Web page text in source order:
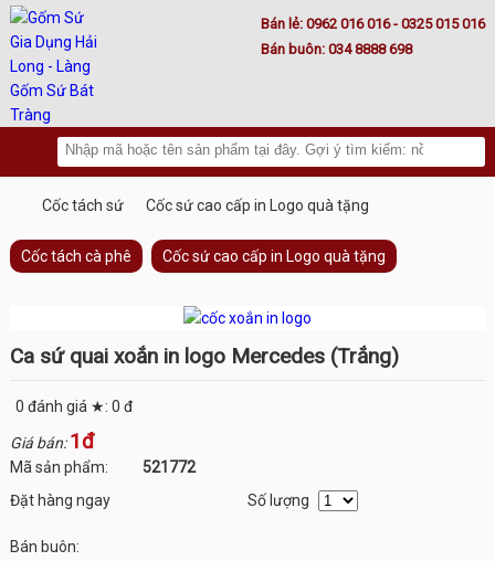
Lư hoá vàng Bán lẻ:0962 016 016 - 0325 015 016
Bán buôn:034 8888 698
Cốc tách sứ Cốc sứ cao cấp in Logo quà tặng
Cốc tách cà phê Cốc sứ cao cấp in Logo quà tặng
Ca sứ quai xoắn in logo Mercedes (Trắng)
0 đánh giá ★: 0 đ
Giá bán:1đ
Mã sản phẩm:
521772
Đặt hàng ngay
Số lượng
Bán buôn: